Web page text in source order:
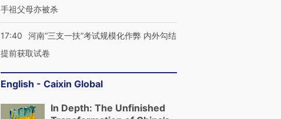
手祖父母亦被杀
17:40
河南“三支一扶”考试规模化作弊 内外勾结
提前获取试卷
English - Caixin Global
In Depth: The Unfinished